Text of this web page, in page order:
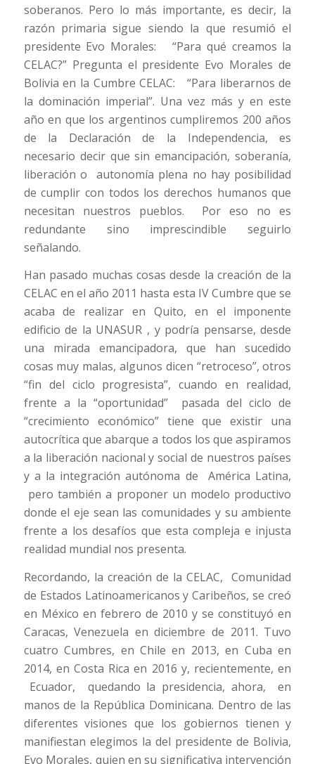
soberanos. Pero lo más importante, es decir, la
razón primaria sigue siendo la que resumió el
presidente Evo Morales: “Para qué creamos la
CELAC?” Pregunta el presidente Evo Morales de
Bolivia en la Cumbre CELAC: “Para liberarnos de
la dominación imperial”. Una vez más y en este
año en que los argentinos cumpliremos 200 años
de la Declaración de la Independencia, es
necesario decir que sin emancipación, soberanía,
liberación o autonomía plena no hay posibilidad
de cumplir con todos los derechos humanos que
necesitan nuestros pueblos. Por eso no es
redundante sino imprescindible seguirlo
señalando.
Han pasado muchas cosas desde la creación de la
CELAC en el año 2011 hasta esta IV Cumbre que se
acaba de realizar en Quito, en el imponente
edificio de la UNASUR , y podría pensarse, desde
una mirada emancipadora, que han sucedido
cosas muy malas, algunos dicen “retroceso”, otros
“fin del ciclo progresista”, cuando en realidad,
frente a la “oportunidad” pasada del ciclo de
“crecimiento económico” tiene que existir una
autocrítica que abarque a todos los que aspiramos
a la liberación nacional y social de nuestros países
y a la integración autónoma de América Latina,
pero también a proponer un modelo productivo
donde el eje sean las comunidades y su ambiente
frente a los desafíos que esta compleja e injusta
realidad mundial nos presenta.
Recordando, la creación de la CELAC, Comunidad
de Estados Latinoamericanos y Caribeños, se creó
en México en febrero de 2010 y se constituyó en
Caracas, Venezuela en diciembre de 2011. Tuvo
cuatro Cumbres, en Chile en 2013, en Cuba en
2014, en Costa Rica en 2016 y, recientemente, en
Ecuador, quedando la presidencia, ahora, en
manos de la República Dominicana. Dentro de las
diferentes visiones que los gobiernos tienen y
manifiestan elegimos la del presidente de Bolivia,
Evo Morales, quien en su significativa intervención